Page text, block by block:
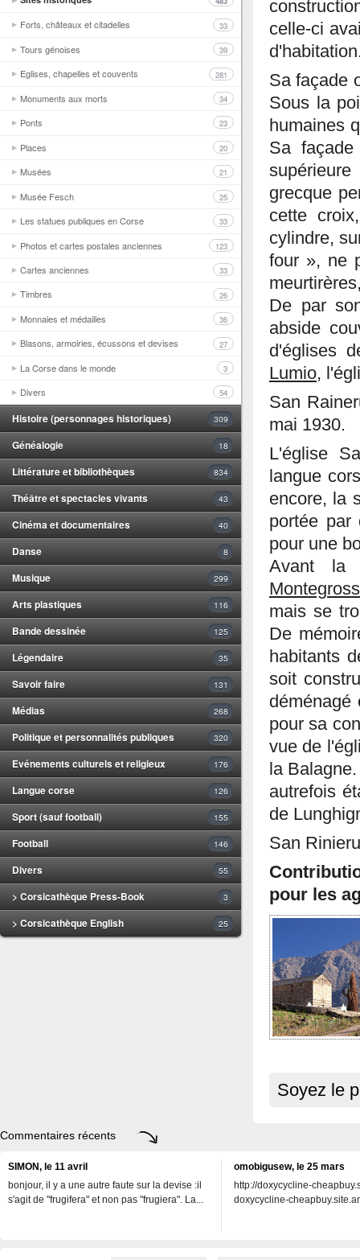
Forts, châteaux et citadelles 33
Tours génoises 39
Eglises, chapelles et couvents 281
Monuments aux morts 34
Ponts 23
Places 20
Musées 21
Musée Fesch 25
Les statues publiques en Corse 33
Photos et cartes postales anciennes 123
Cartes anciennes 33
Timbres 26
Monnaies et médailles 36
Blasons, armoiries, écussons et devises 27
La Corse dans le monde 3
Divers 54
Histoire (personnages historiques) 309
Généalogie 18
Littérature et bibliothèques 834
Théâtre et spectacles vivants 43
Cinéma et documentaires 40
Danse 8
Musique 299
Arts plastiques 116
Bande dessinée 125
Légendaire 35
Savoir faire 131
Médias 268
Politique et personnalités publiques 320
Evénements culturels et religieux 176
Langue corse 126
Sport (sauf football) 155
Football 146
Divers 55
> Corsicathèque Press-Book 3
> Corsicathèque English 25
celle-ci
Sa façade
Sous la
humaines
Sa
grecque
cette
cylindre,
four », ne
De par
abside
d'églises
Lumio,
San
mai 1930.
L'église
langue
encore, la
portée par
pour une
Avant la
mais se
De
habitants
soit
pour sa
vue de
la
autrefois
de
San
pour les
Soyez le
Commentaires récents
SIMON, le 11 avril
bonjour, il y a une autre faute sur la devise :il
s'agit de "frugifera" et non pas "frugiera". La...
omobigusew, le 25 mars
http://doxycycline-
doxycycline-